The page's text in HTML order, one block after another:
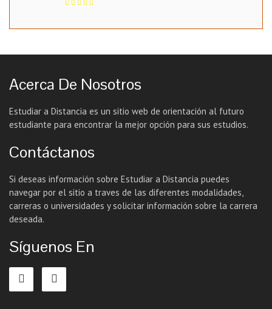
Acerca De Nosotros
Estudiar a Distancia es un sitio web de orientación al futuro
estudiante para encontrar la mejor opción para sus estudios.
Contáctanos
Si deseas información sobre Estudiar a Distancia puedes
navegar por el sitio a traves de las diferentes modalidades,
carreras o universidades y solicitar información sobre la carrera
deseada.
Síguenos En